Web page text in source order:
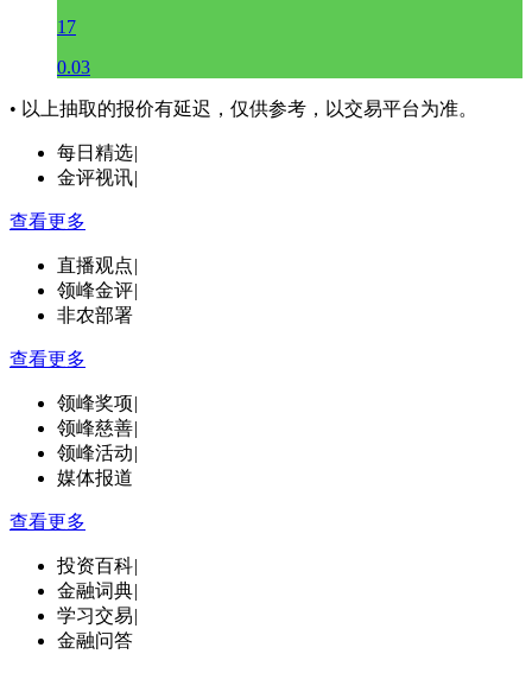
17
0.03
• 以上抽取的报价有延迟，仅供参考，以交易平台为准。
每日精选|
金评视讯|
查看更多
直播观点|
领峰金评|
非农部署
查看更多
领峰奖项|
领峰慈善|
领峰活动|
媒体报道
查看更多
投资百科|
金融词典|
学习交易|
金融问答